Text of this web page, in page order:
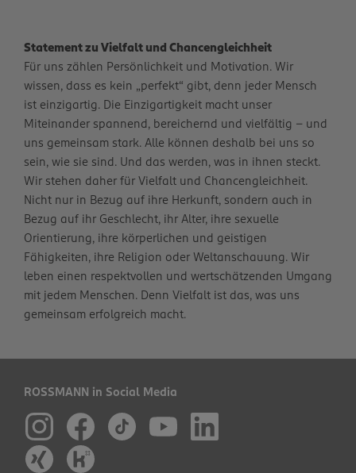
Statement zu Vielfalt und Chancengleichheit
Für uns zählen Persönlichkeit und Motivation. Wir
wissen, dass es kein „perfekt“ gibt, denn jeder Mensch
ist einzigartig. Die Einzigartigkeit macht unser
Miteinander spannend, bereichernd und vielfältig – und
uns gemeinsam stark. Alle können deshalb bei uns so
sein, wie sie sind. Und das werden, was in ihnen steckt.
Wir stehen daher für Vielfalt und Chancengleichheit.
Nicht nur in Bezug auf ihre Herkunft, sondern auch in
Bezug auf ihr Geschlecht, ihr Alter, ihre sexuelle
Orientierung, ihre körperlichen und geistigen
Fähigkeiten, ihre Religion oder Weltanschauung. Wir
leben einen respektvollen und wertschätzenden Umgang
mit jedem Menschen. Denn Vielfalt ist das, was uns
gemeinsam erfolgreich macht.
ROSSMANN in Social Media